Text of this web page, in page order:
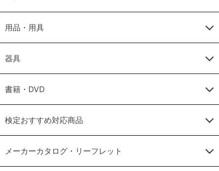
用品・用具
器具
書籍・DVD
検定おすすめ対応商品
メーカーカタログ・リーフレット